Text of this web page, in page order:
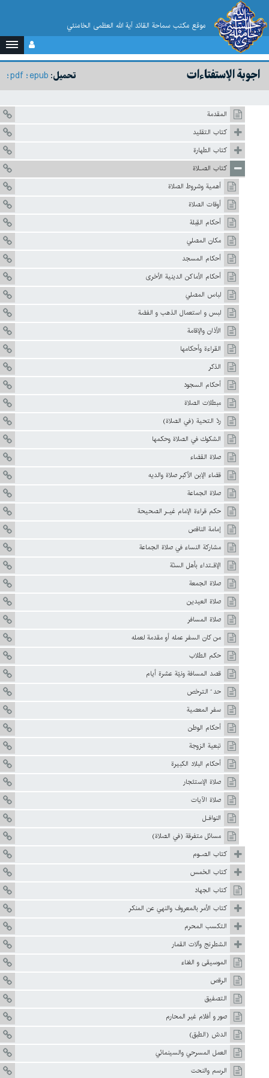
موقع مکتب سماحة القائد آية الله العظمى الخامنئي
تحميل: epub
pdf اجوبة الإستفتاءات
المقدمة
كتاب التقليد
كتاب الطهارة
كتاب الصـلاة
أهمية وشروط الصلاة
أوقات الصلاة
أحكام القِبلة
مكان المصلي
أحكام المسجد
أحكام الأماكن الدينية الأخرى
لباس المصلي
لبس و استعمال الذهب و الفضة
الأذان والإقامة
القراءة وأحكامها
الذكر
أحكام السجود
مبطلات الصلاة
ردّ التحية (في الصلاة)
الشكوك في الصلاة وحكمها
صلاة القضاء
قضاء الإبن الأكبر صلاة والديه
صلاة الجماعة
حكم قراءة الإمام غيـر الصحيحة
إمامة الناقص
مشاركة النساء في صلاة الجماعة
الإقـتداء بأهل السنّة
صلاة الجمعة
صلاة العيدين
صلاة المسافر
من كان السفر عمله أو مقدمة لعمله
حكم الطلاب
قصد المسافة ونيّة عشرة أيام
حد ّ الترخص
سفر المعصية
أحكام الوطن
تبعية الزوجة
أحكام البلاد الكبيرة
صلاة الإستئجار
صلاة الآيات
النوافـل
مسائل متفرقة (في الصلاة)
كتاب الصـوم
كتاب الخمس
كتاب الجهاد
كتاب الأمر بالمعروف والنهي عن المنكر
التکسب المحرم
الشطرنج وآلات القمار
الموسيقى و الغناء
الرقص
التصفيق
صور و أفلام غير المحارم
الدش (الطبق)
العمل المسرحي والسينمائي
الرسم والنحت